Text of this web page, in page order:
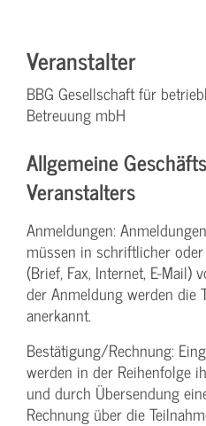
Veranstalter
BBG Gesellschaft für
Betreuung mbH
Allgemeine
Veranstalters
Anmeldungen:
müssen in schriftlicher
(Brief, Fax, Internet, E-Mail)
der Anmeldung werden die
anerkannt.
Bestätigung­/Rechnung:
werden in der Reihenfolge
und durch Übersendung
Rechnung über die